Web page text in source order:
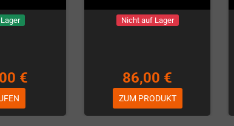
€
Nicht auf Lager
86,00 €
ZUM PRODUKT